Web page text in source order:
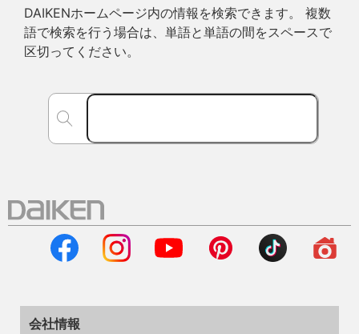
DAIKENホームページ内の情報を検索できます。 複数
語で検索を行う場合は、単語と単語の間をスペースで
区切ってください。
会社情報